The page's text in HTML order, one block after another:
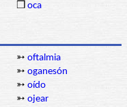
❒ oca
➳ oftalmia
➳ oganesón
➳ oído
➳ ojear